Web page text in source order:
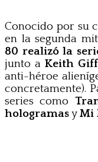
Conocido por su
en la segunda
80 realizó la
junto a Keith
anti-héroe
concretamente).
series como
hologramasyMi